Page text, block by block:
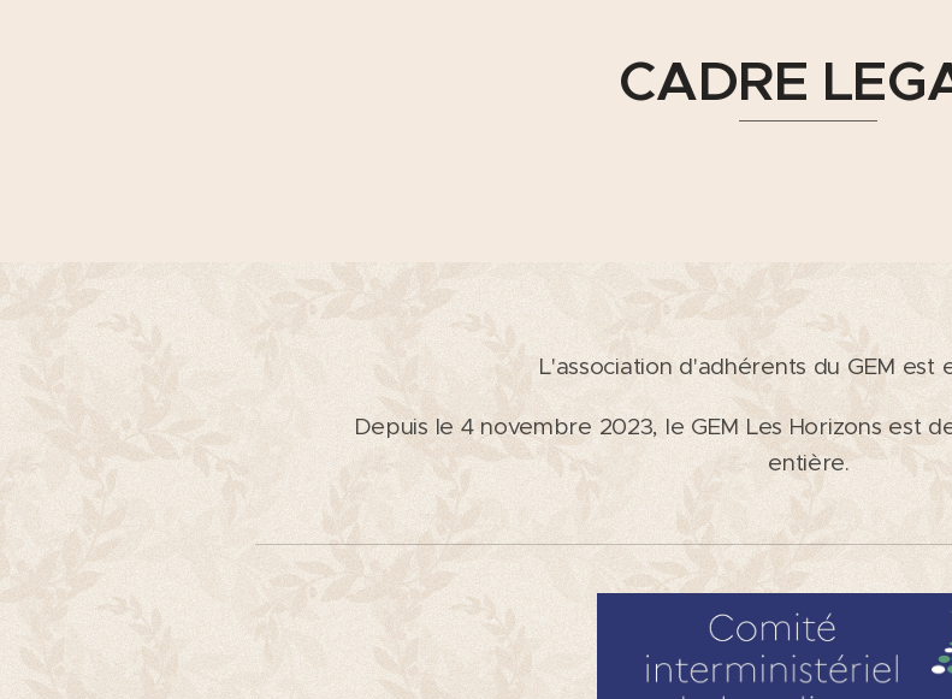
CADRE
L'association d'adhérents du GEM est
Depuis le 4 novembre 2023, le GEM Les Horizons est
entière.